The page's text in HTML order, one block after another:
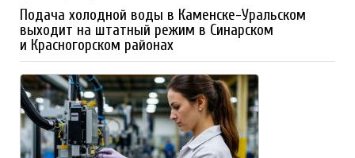
Подача холодной воды в Каменске-Уральском
выходит на штатный режим в Синарском
и Красногорском районах